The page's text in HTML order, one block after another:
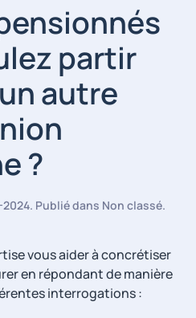
partir
autre
?
2024. Publié dans Non classé.
vous aider à concrétiser
en répondant de manière
interrogations :